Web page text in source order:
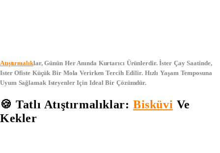
AtıştırmalıkLar, Günün Her Anında Kurtarıcı Ürünlerdir. İster Çay Saatinde,
Ister Ofiste Küçük Bir Mola Verirken Tercih Edilir. Hızlı Yaşam Temposuna
Uyum Sağlamak Isteyenler Için Ideal Bir Çözümdür.
🍪 Tatlı Atıştırmalıklar:Bisküvi Ve
Kekler